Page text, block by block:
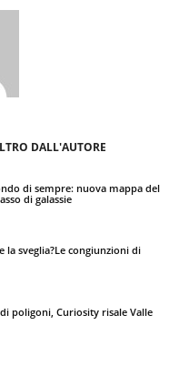
DALL'AUTORE
di sempre: nuova mappa del
di galassie
la sveglia?Le congiunzioni di
poligoni, Curiosity risale Valle